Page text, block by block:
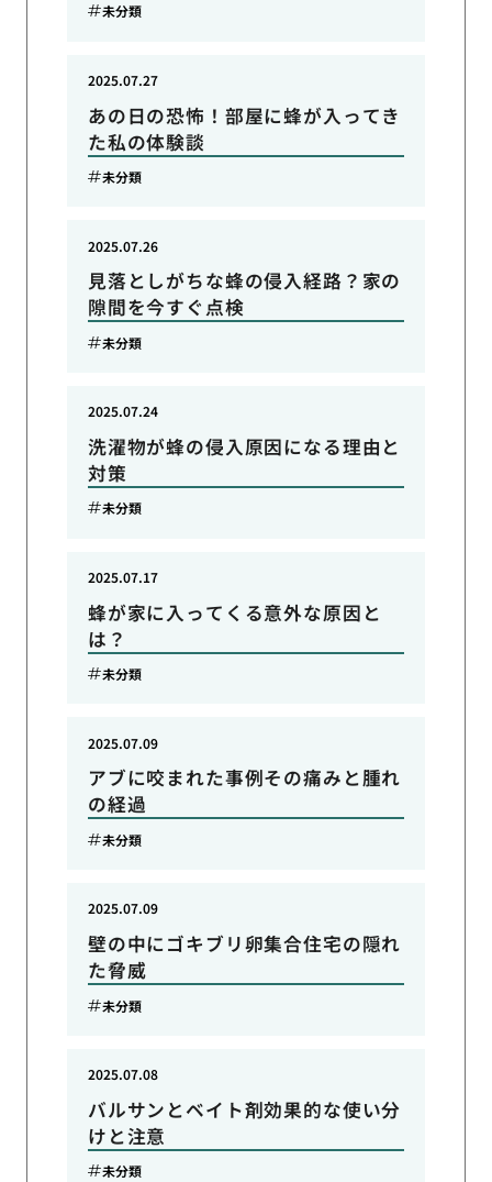
未分類
あの日の恐怖！部屋に蜂が入ってき
た私の体験談
2025.07.27
未分類
見落としがちな蜂の侵入経路？家の
隙間を今すぐ点検
2025.07.26
未分類
洗濯物が蜂の侵入原因になる理由と
対策
2025.07.24
未分類
蜂が家に入ってくる意外な原因と
は？
2025.07.17
未分類
アブに咬まれた事例その痛みと腫れ
の経過
2025.07.09
未分類
壁の中にゴキブリ卵集合住宅の隠れ
た脅威
2025.07.09
未分類
バルサンとベイト剤効果的な使い分
けと注意
2025.07.08
未分類